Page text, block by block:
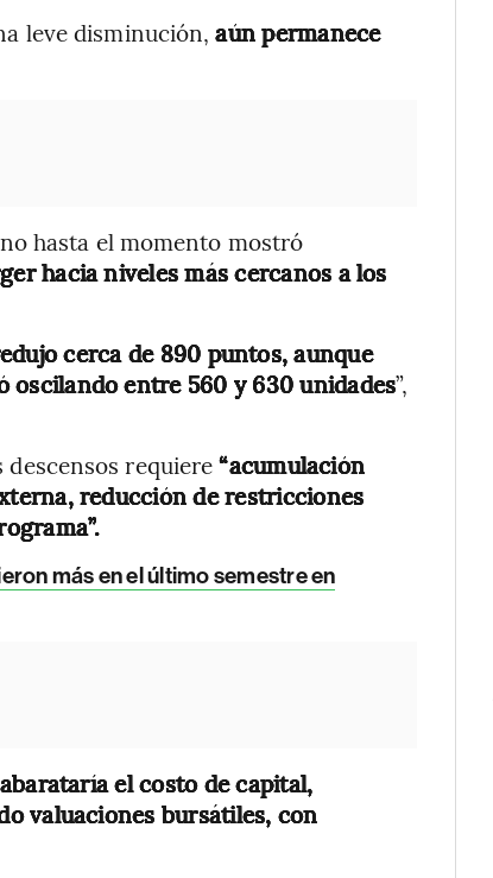
leve disminución,aún permanece
hasta el momento mostró
hacia niveles más cercanos a los
cerca de 890 puntos, aunque
oscilando entre 560 y 630 unidades”,
descensos requiere“acumulación
reducción de restricciones
más en el último semestre en
el costo de capital,
valuaciones bursátiles, con